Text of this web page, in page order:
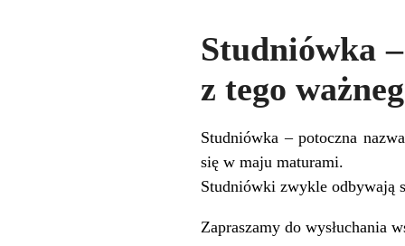
Studniówka
z tego
Studniówka – potoczna
się w maju maturami.
Studniówki zwykle odbywają
Zapraszamy do